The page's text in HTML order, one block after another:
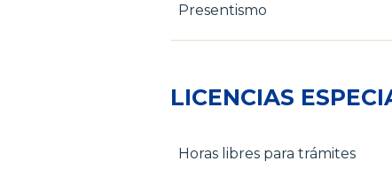
Presentismo
LICENCIAS
Horas libres para trámites